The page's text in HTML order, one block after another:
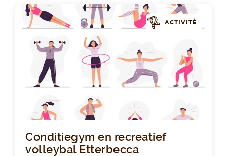
ACTIVITÉ
Conditiegym en recreatief
volleybal Etterbecca